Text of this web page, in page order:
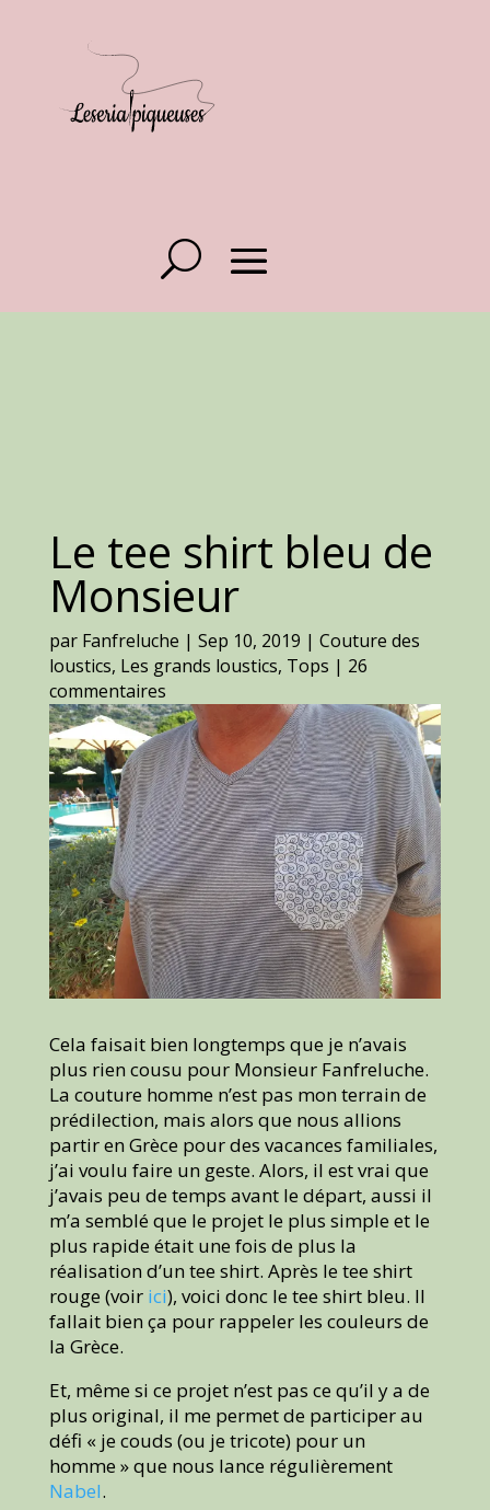
Le tee shirt bleu de
Monsieur
par Fanfreluche | Sep 10, 2019 | Couture des
loustics, Les grands loustics, Tops | 26
commentaires
Cela faisait bien longtemps que je n’avais
plus rien cousu pour Monsieur Fanfreluche.
La couture homme n’est pas mon terrain de
prédilection, mais alors que nous allions
partir en Grèce pour des vacances familiales,
j’ai voulu faire un geste. Alors, il est vrai que
j’avais peu de temps avant le départ, aussi il
m’a semblé que le projet le plus simple et le
plus rapide était une fois de plus la
réalisation d’un tee shirt. Après le tee shirt
rouge (voir ici), voici donc le tee shirt bleu. Il
fallait bien ça pour rappeler les couleurs de
la Grèce.
Et, même si ce projet n’est pas ce qu’il y a de
plus original, il me permet de participer au
défi « je couds (ou je tricote) pour un
homme » que nous lance régulièrement
Nabel.